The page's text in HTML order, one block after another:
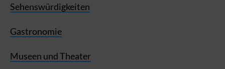
Sehenswürdigkeiten
Gastronomie
Museen und Theater